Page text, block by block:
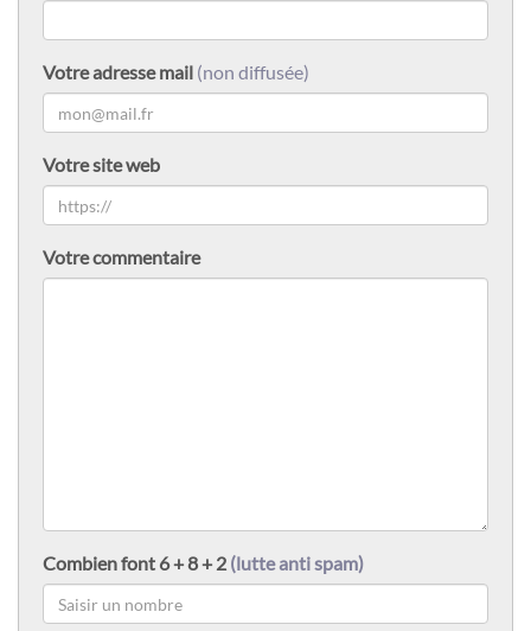
Votre adresse mail (non diffusée)
Votre site web
Votre commentaire
Combien font 6 + 8 + 2 (lutte anti spam)